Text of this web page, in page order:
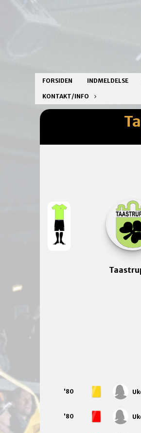
FORSIDEN INDMELDELSE
KONTAKT/INFO
'80
'80